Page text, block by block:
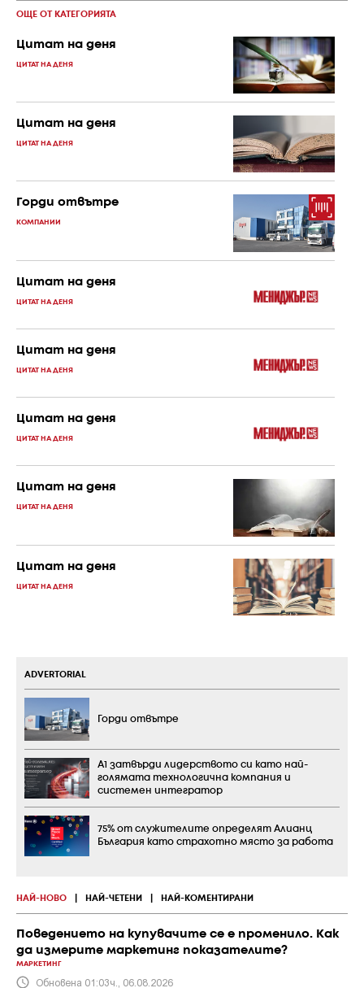
ОЩЕ ОТ КАТЕГОРИЯТА
Цитат на деня
ЦИТАТ НА ДЕНЯ
Цитат на деня
ЦИТАТ НА ДЕНЯ
Горди отвътре
КОМПАНИИ
Цитат на деня
ЦИТАТ НА ДЕНЯ
Цитат на деня
ЦИТАТ НА ДЕНЯ
Цитат на деня
ЦИТАТ НА ДЕНЯ
Цитат на деня
ЦИТАТ НА ДЕНЯ
Цитат на деня
ЦИТАТ НА ДЕНЯ
НАЙ-НОВО НАЙ-ЧЕТЕНИ НАЙ-КОМЕНТИРАНИ
Поведението на купувачите се е променило. Как
да измерите маркетинг показателите?
МАРКЕТИНГ
Обновена 01:03ч., 06.08.2026
ADVERTORIAL
Горди отвътре
А1 затвърди лидерството си като най-
голямата технологична компания и
системен интегратор
75% от служителите определят Алианц
България като страхотно място за работа